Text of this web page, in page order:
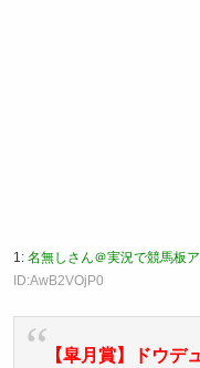
1: 名無しさん＠実況で競馬板ア
ID:AwB2VOjP0
【皐月賞】ドウ